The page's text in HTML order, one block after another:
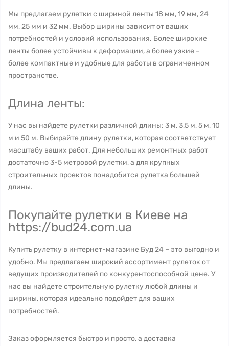
Мы предлагаем рулетки с шириной ленты 18 мм, 19 мм, 24
мм, 25 мм и 32 мм. Выбор ширины зависит от ваших
потребностей и условий использования. Более широкие
ленты более устойчивы к деформации, а более узкие –
более компактные и удобные для работы в ограниченном
пространстве.
Длина ленты:
У нас вы найдете рулетки различной длины: 3 м, 3,5 м, 5 м, 10
м и 50 м. Выбирайте длину рулетки, которая соответствует
масштабу ваших работ. Для небольших ремонтных работ
достаточно 3-5 метровой рулетки, а для крупных
строительных проектов понадобится рулетка большей
длины.
Покупайте рулетки в Киеве на
https://bud24.com.ua
Купить рулетку в интернет-магазине Буд 24 – это выгодно и
удобно. Мы предлагаем широкий ассортимент рулеток от
ведущих производителей по конкурентоспособной цене. У
нас вы найдете строительную рулетку любой длины и
ширины, которая идеально подойдет для ваших
потребностей.
Заказ оформляется быстро и просто, а доставка